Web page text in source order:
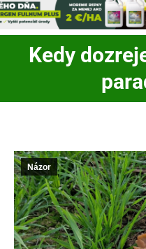
Kedy
Názor